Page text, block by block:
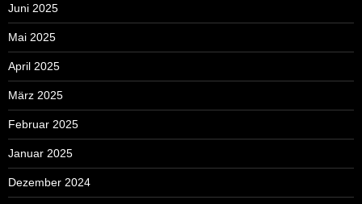
Juni 2025
Mai 2025
April 2025
März 2025
Februar 2025
Januar 2025
Dezember 2024